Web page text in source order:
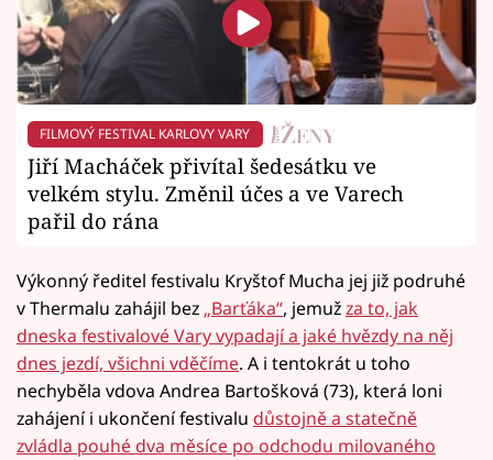
FILMOVÝ FESTIVAL KARLOVY VARY
Jiří Macháček přivítal šedesátku ve
velkém stylu. Změnil účes a ve Varech
pařil do rána
Výkonný ředitel festivalu Kryštof Mucha jej již podruhé
v Thermalu zahájil bez „Barťáka“, jemužza to, jak
dneska festivalové Vary vypadají a jaké hvězdy na něj
dnes jezdí, všichni vděčíme. A i tentokrát u toho
nechyběla vdova Andrea Bartošková (73), která loni
zahájení i ukončení festivalu důstojně a statečně
zvládla pouhé dva měsíce po odchodu milovaného